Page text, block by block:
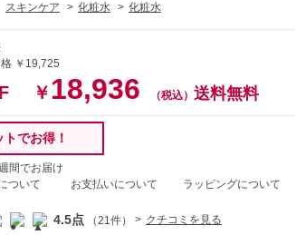
スキンケア 化粧水 化粧水
￥19,725
￥ 18,936 （税込） 送料無料
トでお得！
間でお届け
ついて
お支払いについて ラッピングについて
4.5点 （21件） クチコミを見る